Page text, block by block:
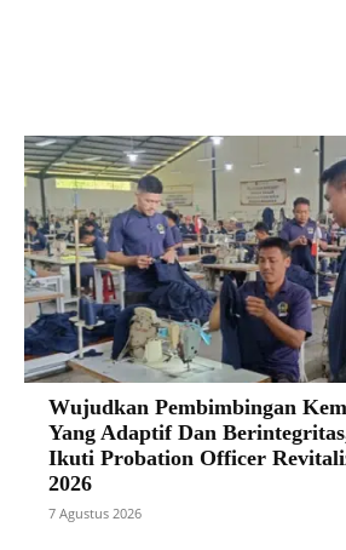
Wujudkan Pembimbingan
Yang Adaptif Dan
Ikuti Probation Officer
2026
7 Agustus 2026